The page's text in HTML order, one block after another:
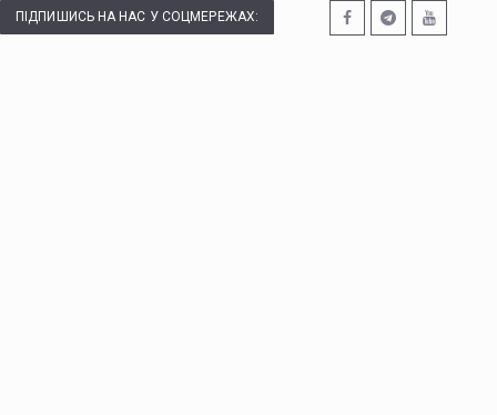
ПІДПИШИСЬ НА НАС У СОЦМЕРЕЖАХ: